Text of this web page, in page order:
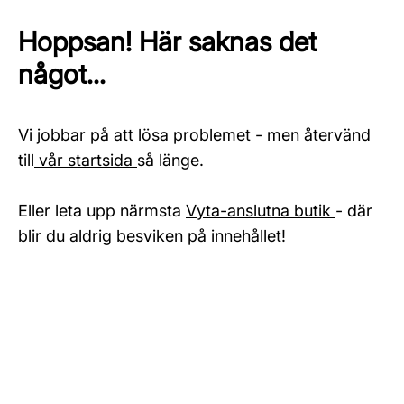
Hoppsan! Här saknas det
något...
Vi jobbar på att lösa problemet - men återvänd
till vår startsida så länge.
Eller leta upp närmsta Vyta-anslutna butik - där
blir du aldrig besviken på innehållet!